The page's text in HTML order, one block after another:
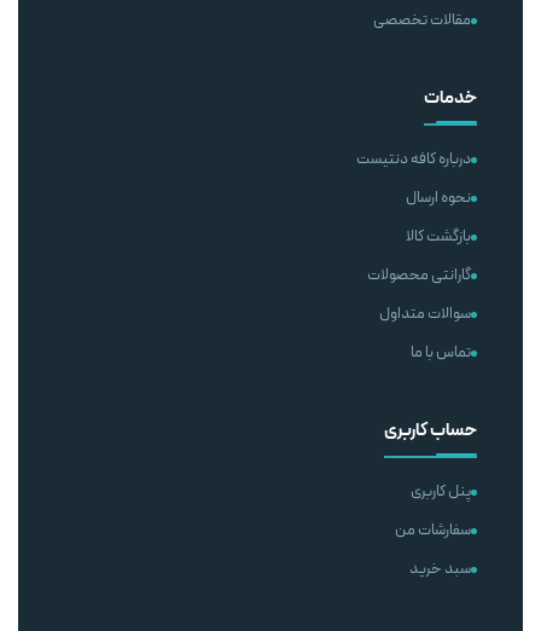
مقالات تخصصی
خدمات
درباره کافه دنتیست
نحوه ارسال
بازگشت کالا
گارانتی محصولات
سوالات متداول
تماس با ما
حساب کاربری
پنل کاربری
سفارشات من
سبد خرید